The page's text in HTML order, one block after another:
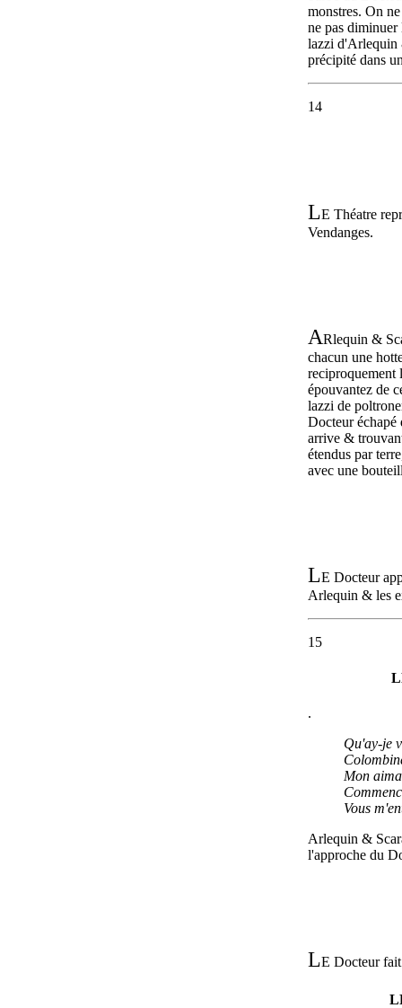
monstres. On
ne pas diminuer
lazzi d'Arlequin
précipité dans
14
LE Théatre
Vendanges.
ARlequin &
chacun une
reciproquement
épouvantez de
lazzi de
Docteur échapé
arrive &
étendus par
avec une
LE Docteur
Arlequin & les
15
.
Qu'ay-je
Mon
Vous
Arlequin &
l'approche du
LE Docteur